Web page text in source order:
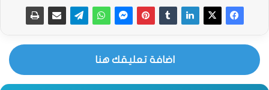
اضافة تعليقك هنا